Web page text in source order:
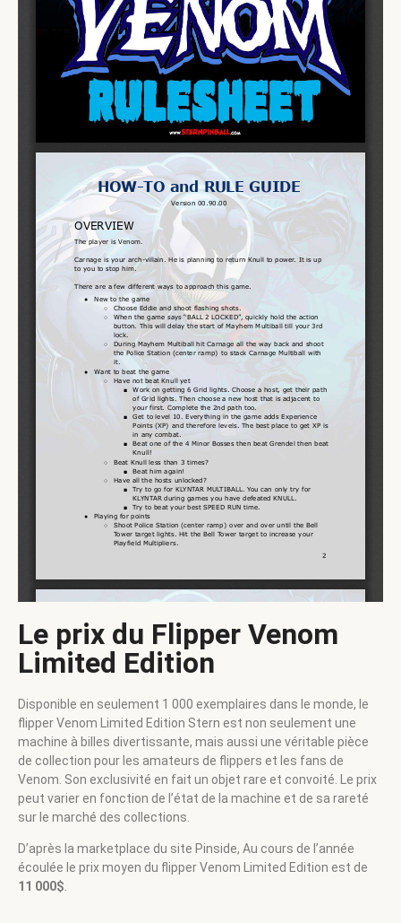
Le prix du Flipper Venom
Limited Edition
Disponible en seulement 1 000 exemplaires dans le monde, le
flipper Venom Limited Edition Stern est non seulement une
machine à billes divertissante, mais aussi une véritable pièce
de collection pour les amateurs de flippers et les fans de
Venom. Son exclusivité en fait un objet rare et convoité. Le prix
peut varier en fonction de l’état de la machine et de sa rareté
sur le marché des collections.
D’après la marketplace du site Pinside, Au cours de l’année
écoulée le prix moyen du flipper Venom Limited Edition est de
11 000$.